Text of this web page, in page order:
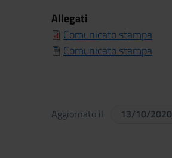
Allegati
Comunicato stampa
Comunicato stampa
Aggiornato il 13/10/2020